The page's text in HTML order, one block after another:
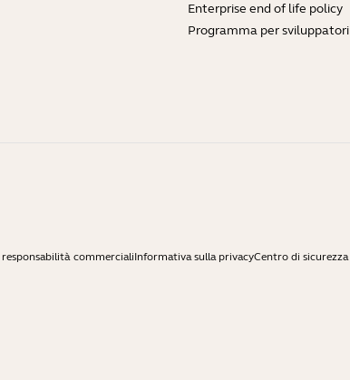
Enterprise end of life policy
Programma per sviluppatori
responsabilità commercialiInformativa sulla privacyCentro di sicurezza